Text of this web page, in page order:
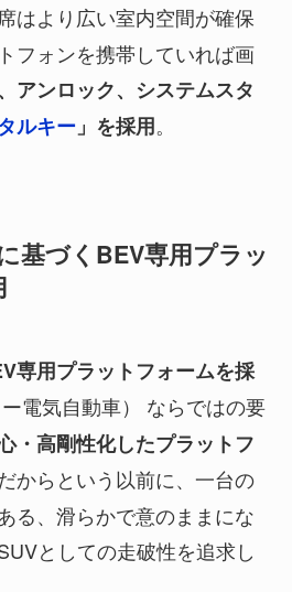
はより広い室内空間が確保
フォンを携帯していれば画
アンロック、システムスタ
ルキー」を採用。
基づくBEV専用プラッ
専用プラットフォームを採
電気自動車） ならではの要
・高剛性化したプラットフ
からという以前に、一台の
る、滑らかで意のままにな
としての走破性を追求し